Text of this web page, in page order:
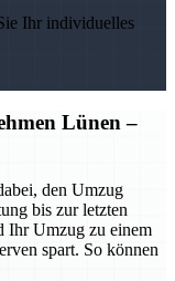
Ihr individuelles
Lünen –
den Umzug
bis zur letzten
Ihr Umzug zu einem
spart. So können